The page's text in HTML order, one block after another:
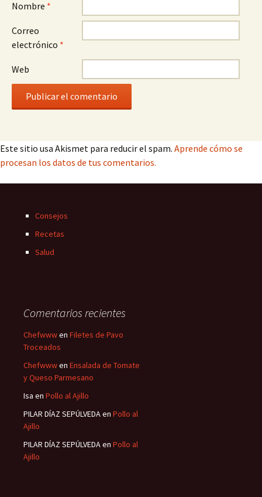
Nombre *
Correo
electrónico *
Web
Este sitio usa Akismet para reducir el spam. Aprende cómo se
procesan los datos de tus comentarios.
Consejos
Recetas
Salud
Comentarios recientes
Chefwwwen Filetes de Pavo
Troceados
Chefwwwen Ensalada de Tomate
y Queso Parmesano
Isa en Pollo al Ajillo
PILAR DÍAZ SEPÚLVEDAen Pollo al
Ajillo
PILAR DÍAZ SEPÚLVEDAen Pollo al
Ajillo